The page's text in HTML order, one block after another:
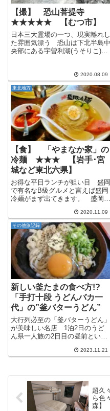
【撮】 恐山菩提寺
★★★★★ 【むつ市】
日本三大霊場の一つ、現実離れし
た雰囲気漂う 恐山は下北半島中
央部にある宇曽利湖(うそりこ)を
な恐山菩提寺。 恐山と言えばと
りあえずここでしょう。 菩提寺
山門 この時点でなんだか物々...
2020.08.09
東北地方
【食】 「やまなか家」の
冷麺 ★★★ 【岩手･宮
城など東北六県】
お得な平日ランチが狙い目 盛岡
で有名なB級グルメと言えば盛岡
冷麺がまず出てきます。 盛岡冷
すが、そこそこ店舗数も多く手軽
に行きやすいお店として見つけた
のがやまなか家です。 やまなか
家は岩手県と宮城県をメインに
東...
2020.11.09
その他旅記録
新しい釜たまの食べ方!?
「手打十段 うどんバカ一
代」の”釜バターうどん”
大行列必至の「釜バターうどん」
が美味しい名店 1泊2日のうど
ん県一人旅の2日目の昼前という
という事でそろそろ〆のうどんか
2023.11.21
超久
ら色
森】